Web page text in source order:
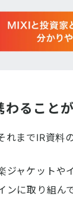
わること
れまでIR資料
ジャケットや
ンに取り組